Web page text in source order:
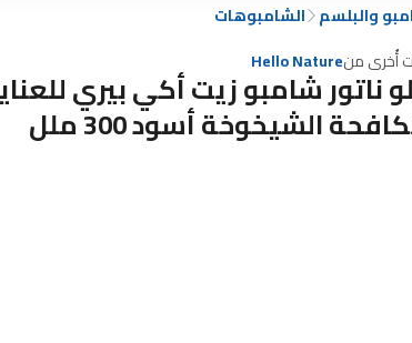
والبلسم الشامبوهات
أُخرى منHello Nature
ناتور شامبو زيت أكي بيري
الشيخوخة أسود 300 ملل